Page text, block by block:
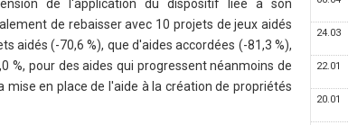
de l'application du dispositif liée à son
de rebaisser avec 10 projets de jeux aidés
aidés (-70,6 %), que d'aides accordées (-81,3 %),
%, pour des aides qui progressent néanmoins de
en place de l'aide à la création de propriétés
24.03
22.01
20.01